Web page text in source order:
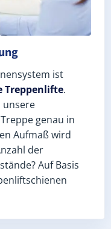
ist
Treppenlifte.
unsere
genau in
Aufmaß wird
der
Auf Basis